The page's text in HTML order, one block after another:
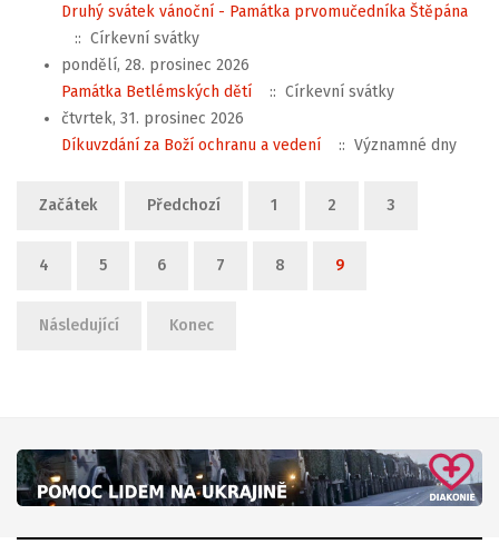
Druhý svátek vánoční - Památka prvomučedníka Štěpána
:: Církevní svátky
pondělí, 28. prosinec 2026
Památka Betlémských dětí
:: Církevní svátky
čtvrtek, 31. prosinec 2026
Díkuvzdání za Boží ochranu a vedení
:: Významné dny
Začátek Předchozí 1 2 3
4 5 6 7 8 9
Následující Konec